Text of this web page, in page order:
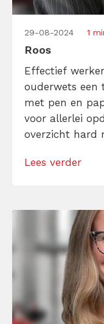
29-08-2024 1
Roos
Effectief
ouderwets een
met pen en
voor allerlei
overzicht hard
artikel dan zit
Lees verder